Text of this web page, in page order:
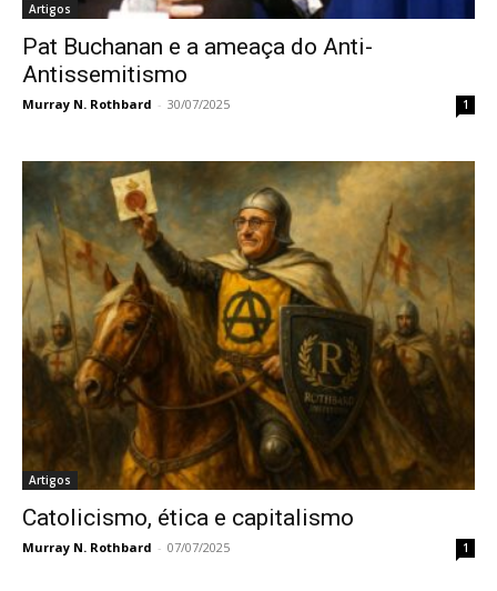
Artigos
Pat Buchanan e a ameaça do Anti-
Antissemitismo
Murray N. Rothbard - 30/07/2025 1
Artigos
Catolicismo, ética e capitalismo
Murray N. Rothbard - 07/07/2025 1